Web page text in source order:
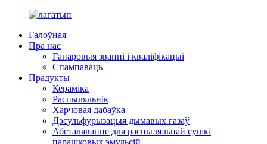
Галоўная
Пра нас
Ганаровыя званні і кваліфікацыі
Спампаваць
Прадукты
Кераміка
Распыляльнік
Харчовая дабаўка
Дэсульфурызацыя дымавых газаў
Абсталяванне для распыляльнай сушкі
парашковых эмульсій